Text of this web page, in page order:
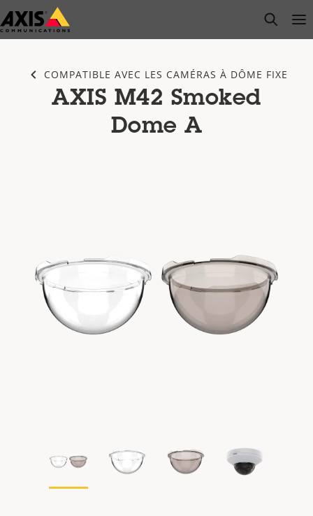
Passer
au
open
COMPATIBLE AVEC LES CAMÉRAS À DÔME FIXE
AXIS M42 Smoked
Dome A